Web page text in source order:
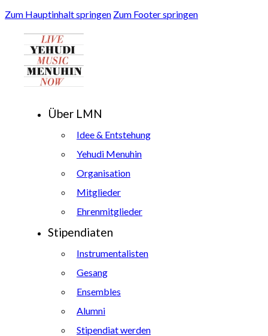
Zum Hauptinhalt springen Zum Footer springen
Über LMN
Idee & Entstehung
Yehudi Menuhin
Organisation
Mitglieder
Ehrenmitglieder
Stipendiaten
Instrumentalisten
Gesang
Ensembles
Alumni
Stipendiat werden